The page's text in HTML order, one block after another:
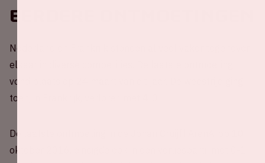
Eerdere ontmoetingen
Nederland en Frankrijk stonden al veel vaker tegenover
elkaar in diverse competities. De laatste ontmoeting
vond plaats op 24 maart van dit jaar. De wedstrijd ging
toen, in Frankrijk, verloren met 4-0.
De laatste ontmoeting in de Johan Cruijff ArenA, op 10
oktober 2016, eindigde ook in een verliespartij met 0-1.